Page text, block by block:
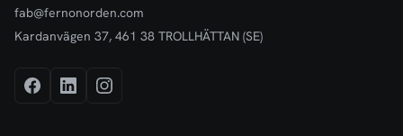
fab@fernonorden.com
Kardanvägen 37, 461 38 TROLLHÄTTAN (SE)